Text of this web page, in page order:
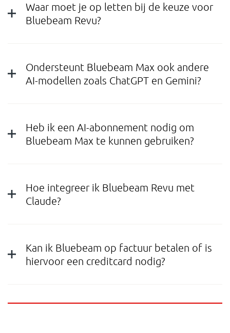
Waar moet je op letten bij de keuze voor
Bluebeam Revu?
Ondersteunt Bluebeam Max ook andere
AI-modellen zoals ChatGPT en Gemini?
Heb ik een AI-abonnement nodig om
Bluebeam Max te kunnen gebruiken?
Hoe integreer ik Bluebeam Revu met
Claude?
Kan ik Bluebeam op factuur betalen of is
hiervoor een creditcard nodig?